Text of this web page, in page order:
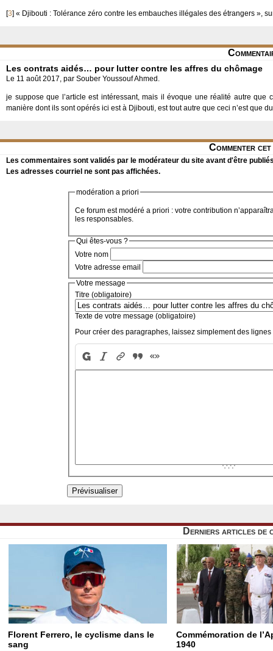
[3] « Djibouti : Tolérance zéro contre les embauches illégales des étrangers »,
Les contrats aidés… pour lutter contre les affres du chômage
Le 11 août 2017, par Souber Youssouf Ahmed.
je suppose que l’article est intéressant, mais il évoque une réalité autre
manière dont ils sont opérés ici est à Djibouti, est tout autre que ceci n’est que
Commenter
Les commentaires sont validés par le modérateur du site avant d'être
Les adresses courriel ne sont pas affichées.
modération a priori
Ce forum est modéré a priori : votre contribution
les responsables.
Qui êtes-vous ?
Votre nom
Votre adresse email
Votre message
Titre (obligatoire)
Texte de votre message (obligatoire)
Pour créer des paragraphes, laissez simplement des lignes
Derniers articles de
Florent Ferrero, le cyclisme dans le
sang
Commémoration de
1940